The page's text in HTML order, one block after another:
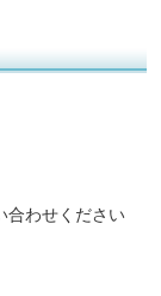
合わせください